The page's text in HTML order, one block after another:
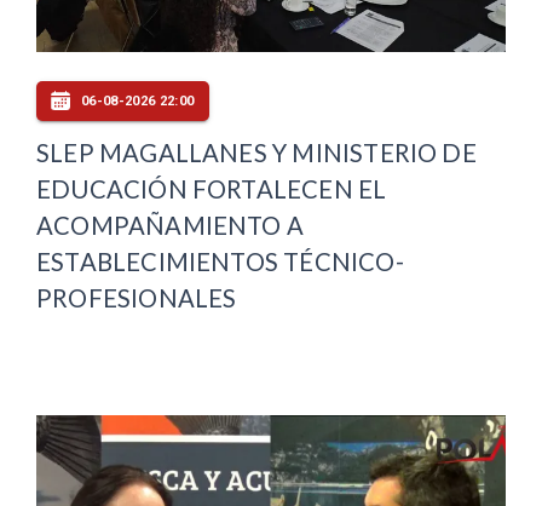
06-08-2026 22:00
SLEP MAGALLANES Y MINISTERIO DE
EDUCACIÓN FORTALECEN EL
ACOMPAÑAMIENTO A
ESTABLECIMIENTOS TÉCNICO-
PROFESIONALES